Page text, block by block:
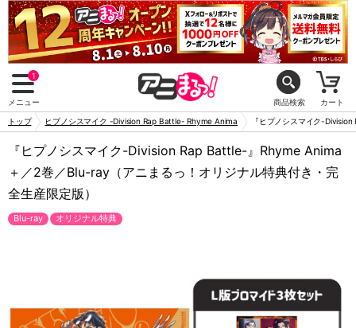
1
メニュー 商品検索 カート
トップ ヒプノシスマイク -Division Rap Battle- Rhyme Anima 『ヒプノシスマイク-
『ヒプノシスマイク-Division Rap Battle-』Rhyme Anima
＋／2巻／Blu-ray（アニまるっ！オリジナル特典付き・完
全生産限定版）
Blu-ray オリジナル特典